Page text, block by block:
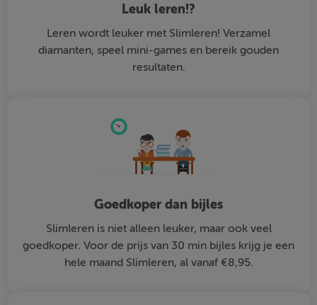
Leuk leren!?
Leren wordt leuker met Slimleren! Verzamel
diamanten, speel mini-games en bereik gouden
resultaten.
Goedkoper dan bijles
Slimleren is niet alleen leuker, maar ook veel
goedkoper. Voor de prijs van 30 min bijles krijg je een
hele maand Slimleren, al vanaf €8,95.